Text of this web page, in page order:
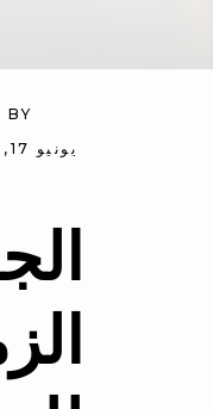
يونيو 17, 2026
BY